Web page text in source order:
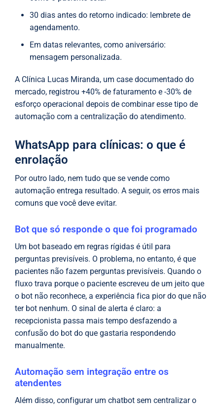
30 dias antes do retorno indicado: lembrete de
agendamento.
Em datas relevantes, como aniversário:
mensagem personalizada.
A Clínica Lucas Miranda, um case documentado do
mercado, registrou +40% de faturamento e -30% de
esforço operacional depois de combinar esse tipo de
automação com a centralização do atendimento.
WhatsApp para clínicas: o que é
enrolação
Por outro lado, nem tudo que se vende como
automação entrega resultado. A seguir, os erros mais
comuns que você deve evitar.
Bot que só responde o que foi programado
Um bot baseado em regras rígidas é útil para
perguntas previsíveis. O problema, no entanto, é que
pacientes não fazem perguntas previsíveis. Quando o
fluxo trava porque o paciente escreveu de um jeito que
o bot não reconhece, a experiência fica pior do que não
ter bot nenhum. O sinal de alerta é claro: a
recepcionista passa mais tempo desfazendo a
confusão do bot do que gastaria respondendo
manualmente.
Automação sem integração entre os
atendentes
Além disso, configurar um chatbot sem centralizar o